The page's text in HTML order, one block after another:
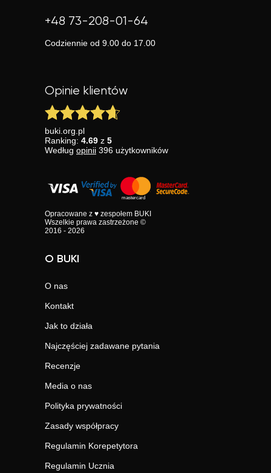
+48 73-208-01-64
Codziennie od 9.00 do 17.00
Opinie klientów
buki.org.pl
Ranking: 4.69 z 5
Według opinii 396 użytkowników
Opracowane z ♥ zespołem BUKI
Wszelkie prawa zastrzeżone ©
2016 - 2026
O BUKI
O nas
Kontakt
Jak to działa
Najczęściej zadawane pytania
Recenzje
Media o nas
Polityka prywatności
Zasady współpracy
Regulamin Korepetytora
Regulamin Ucznia